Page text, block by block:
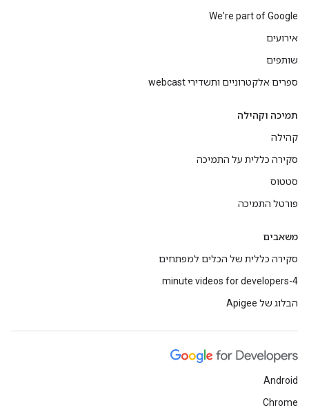
We're part of Google
אירועים
שותפים
ספרים אלקטרוניים ותשדירי webcast
תמיכה וקהילה
קהילה
סקירה כללית על התמיכה
סטטוס
פורטל התמיכה
משאבים
סקירה כללית של הכלים למפתחים
4-minute videos for developers
הבלוג של Apigee
Android
Chrome